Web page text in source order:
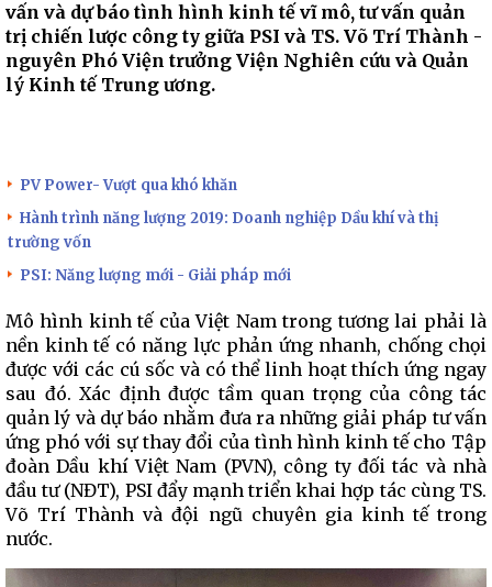
vấn và dự báo tình hình kinh tế vĩ mô, tư vấn quản
trị chiến lược công ty giữa PSI và TS. Võ Trí Thành -
nguyên Phó Viện trưởng Viện Nghiên cứu và Quản
lý Kinh tế Trung ương.
PV Power- Vượt qua khó khăn
Hành trình năng lượng 2019: Doanh nghiệp Dầu khí và thị
trường vốn
PSI: Năng lượng mới - Giải pháp mới
Mô hình kinh tế của Việt Nam trong tương lai phải là
nền kinh tế có năng lực phản ứng nhanh, chống chọi
được với các cú sốc và có thể linh hoạt thích ứng ngay
sau đó. Xác định được tầm quan trọng của công tác
quản lý và dự báo nhằm đưa ra những giải pháp tư vấn
ứng phó với sự thay đổi của tình hình kinh tế cho Tập
đoàn Dầu khí Việt Nam (PVN), công ty đối tác và nhà
đầu tư (NĐT), PSI đẩy mạnh triển khai hợp tác cùng TS.
Võ Trí Thành và đội ngũ chuyên gia kinh tế trong
nước.